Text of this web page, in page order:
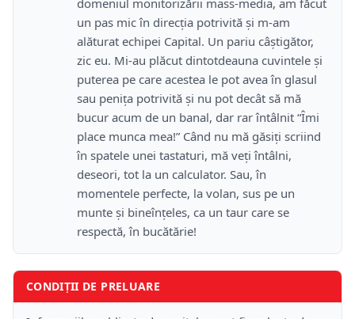
un pas mic în direcţia potrivită şi m-am
alăturat echipei Capital. Un pariu câştigător,
zic eu. Mi-au plăcut dintotdeauna cuvintele şi
puterea pe care acestea le pot avea în glasul
sau peniţa potrivită şi nu pot decât să mă
bucur acum de un banal, dar rar întâlnit “Îmi
place munca mea!” Când nu mă găsiţi scriind
în spatele unei tastaturi, mă veţi întâlni,
deseori, tot la un calculator. Sau, în
momentele perfecte, la volan, sus pe un
munte şi bineînţeles, ca un taur care se
respectă, în bucătărie!
CONDIȚII DE PRELUARE